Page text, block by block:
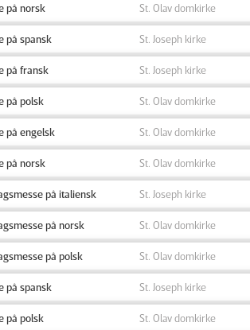
på norsk St. Olav domkirke
på spansk St. Joseph kirke
på fransk St. Joseph kirke
på polsk St. Olav domkirke
på engelsk St. Olav domkirke
på norsk St. Olav domkirke
på italiensk St. Joseph kirke
på norsk St. Olav domkirke
på polsk St. Olav domkirke
på spansk St. Joseph kirke
på polsk St. Olav domkirke